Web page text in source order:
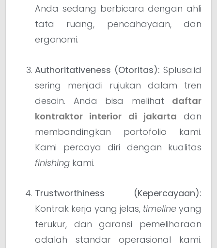
Anda sedang berbicara dengan ahli
tata ruang, pencahayaan, dan
ergonomi.
Authoritativeness (Otoritas): Splusa.id
sering menjadi rujukan dalam tren
desain. Anda bisa melihat daftar
kontraktor interior di jakarta dan
membandingkan portofolio kami.
Kami percaya diri dengan kualitas
finishing kami.
Trustworthiness (Kepercayaan):
Kontrak kerja yang jelas, timeline yang
terukur, dan garansi pemeliharaan
adalah standar operasional kami.